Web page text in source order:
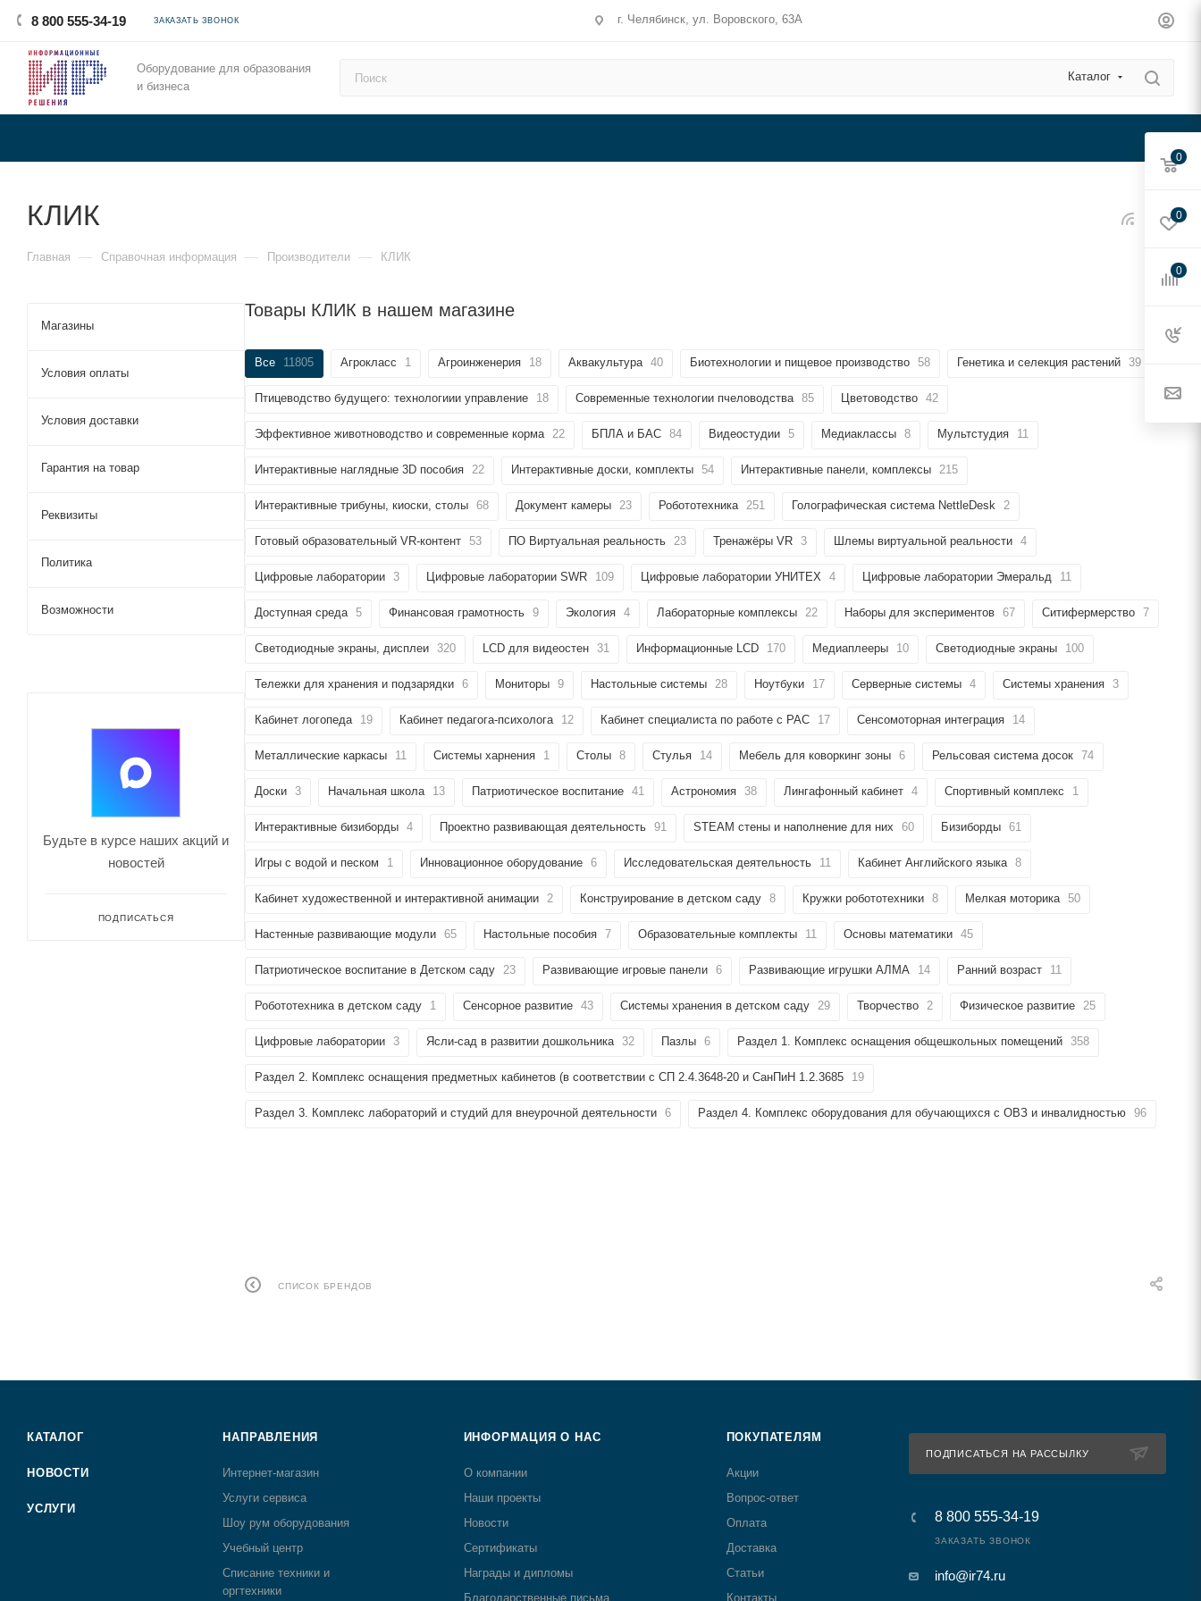
8 800 555-34-19 ЗАКАЗАТЬ ЗВОНОК г. Челябинск, ул. Воровского, 63А
Оборудование для образования
и бизнеса
Каталог
КЛИК
Главная — Справочная информация — Производители — КЛИК
Товары КЛИК в нашем магазине
Все 11805 Агрокласс 1 Агроинженерия 18 Аквакультура 40 Биотехнологии и пищевое производство 58 Генетика и селекция растений 39
Птицеводство будущего: технологиии управление 18 Современные технологии пчеловодства 85 Цветоводство 42
Эффективное животноводство и современные корма 22 БПЛА и БАС 84 Видеостудии 5 Медиаклассы 8 Мультстудия 11
Интерактивные наглядные 3D пособия 22 Интерактивные доски, комплекты 54 Интерактивные панели, комплексы 215
Интерактивные трибуны, киоски, столы 68 Документ камеры 23 Робототехника 251 Голографическая система NettleDesk 2
Готовый образовательный VR-контент 53 ПО Виртуальная реальность 23 Тренажёры VR 3 Шлемы виртуальной реальности 4
Цифровые лаборатории 3 Цифровые лаборатории SWR 109 Цифровые лаборатории УНИТЕХ 4 Цифровые лаборатории Эмеральд 11
Доступная среда 5 Финансовая грамотность 9 Экология 4 Лабораторные комплексы 22 Наборы для экспериментов 67 Ситифермерство 7
Светодиодные экраны, дисплеи 320 LCD для видеостен 31 Информационные LCD 170 Медиаплееры 10 Светодиодные экраны 100
Тележки для хранения и подзарядки 6 Мониторы 9 Настольные системы 28 Ноутбуки 17 Серверные системы 4 Системы хранения 3
Кабинет логопеда 19 Кабинет педагога-психолога 12 Кабинет специалиста по работе с РАС 17 Сенсомоторная интеграция 14
Металлические каркасы 11 Системы харнения 1 Столы 8 Стулья 14 Мебель для коворкинг зоны 6 Рельсовая система досок 74
Доски 3 Начальная школа 13 Патриотическое воспитание 41 Астрономия 38 Лингафонный кабинет 4 Спортивный комплекс 1
Интерактивные бизиборды 4 Проектно развивающая деятельность 91 STEAM стены и наполнение для них 60 Бизиборды 61
Игры с водой и песком 1 Инновационное оборудование 6 Исследовательская деятельность 11 Кабинет Английского языка 8
Кабинет художественной и интерактивной анимации 2 Конструирование в детском саду 8 Кружки робототехники 8 Мелкая моторика 50
Настенные развивающие модули 65 Настольные пособия 7 Образовательные комплекты 11 Основы математики 45
Патриотическое воспитание в Детском саду 23 Развивающие игровые панели 6 Развивающие игрушки АЛМА 14 Ранний возраст 11
Робототехника в детском саду 1 Сенсорное развитие 43 Системы хранения в детском саду 29 Творчество 2 Физическое развитие 25
Цифровые лаборатории 3 Ясли-сад в развитии дошкольника 32 Пазлы 6 Раздел 1. Комплекс оснащения общешкольных помещений 358
Раздел 2. Комплекс оснащения предметных кабинетов (в соответствии с СП 2.4.3648-20 и СанПиН 1.2.3685 19
Раздел 3. Комплекс лабораторий и студий для внеурочной деятельности 6 Раздел 4. Комплекс оборудования для обучающихся с ОВЗ и инвалидностью 96
СПИСОК БРЕНДОВ
Магазины
Условия оплаты
Условия доставки
Гарантия на товар
Реквизиты
Политика
Возможности
Будьте в курсе наших акций и
новостей
ПОДПИСАТЬСЯ
КАТАЛОГ
НОВОСТИ
УСЛУГИ
НАПРАВЛЕНИЯ
Интернет-магазин
Услуги сервиса
Шоу рум оборудования
Учебный центр
Списание техники и
оргтехники
ИНФОРМАЦИЯ О НАС
О компании
Наши проекты
Новости
Сертификаты
Награды и дипломы
Благодарственные письма
ПОКУПАТЕЛЯМ
Акции
Вопрос-ответ
Оплата
Доставка
Статьи
Контакты
ПОДПИСАТЬСЯ НА РАССЫЛКУ
8 800 555-34-19
ЗАКАЗАТЬ ЗВОНОК
info@ir74.ru
0
0
0